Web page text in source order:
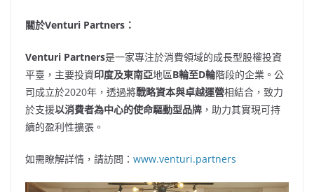
關於Venturi Partners：
Venturi Partners是一家專注於消費領域的成長型股權投資
平臺，主要投資印度及東南亞地區B輪至D輪階段的企業。公
司成立於2020年，透過將戰略資本與卓越運營相結合，致力
於支援以消費者為中心的使命驅動型品牌 ，助力其實現可持
續的盈利性擴張。
如需瞭解詳情，請訪問： www.venturi.partners